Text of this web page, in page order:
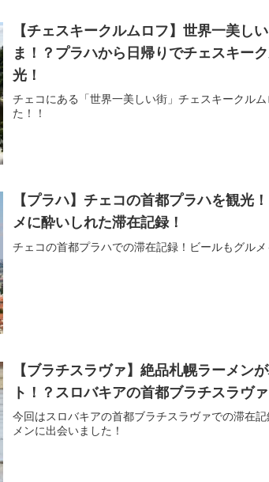
【チェスキークルムロフ】世界一美し
ま！？プラハから日帰りでチェスキー
光！
チェコにある「世界一美しい街」チェスキークルム
た！！
【プラハ】チェコの首都プラハを観光
メに酔いしれた滞在記録！
チェコの首都プラハでの滞在記録！ビールもグルメ
【ブラチスラヴァ】絶品札幌ラーメン
ト！？スロバキアの首都ブラチスラヴァ
今回はスロバキアの首都ブラチスラヴァでの滞在
メンに出会いました！